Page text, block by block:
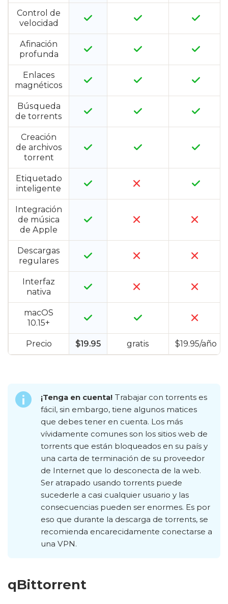
Control de
velocidad
Afinación
profunda
Enlaces
magnéticos
Búsqueda
de torrents
Creación
de archivos
torrent
Etiquetado
inteligente
Integración
de música
de Apple
Descargas
regulares
Interfaz
nativa
macOS
10.15+
Precio $19.95 gratis $19.95/año
¡Tenga en cuenta! Trabajar con torrents es
fácil, sin embargo, tiene algunos matices
que debes tener en cuenta. Los más
vívidamente comunes son los sitios web de
torrents que están bloqueados en su país y
una carta de terminación de su proveedor
de Internet que lo desconecta de la web.
Ser atrapado usando torrents puede
sucederle a casi cualquier usuario y las
consecuencias pueden ser enormes. Es por
eso que durante la descarga de torrents, se
recomienda encarecidamente conectarse a
una VPN.
qBittorrent